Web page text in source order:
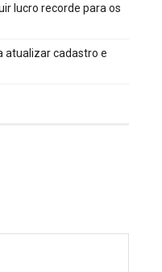
lucro recorde para os
atualizar cadastro e